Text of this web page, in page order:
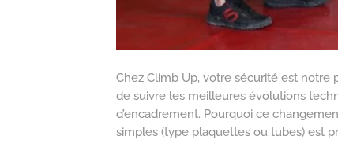
Chez Climb Up, votre sécurité est notre
de suivre les meilleures évolutions
d’encadrement. Pourquoi ce
simples (type plaquettes ou tubes) est